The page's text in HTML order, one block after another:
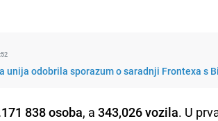
unija odobrila sporazum o saradnji Frontexa s
838 osoba, a343,026 vozila. U